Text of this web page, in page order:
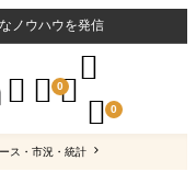
ノウハウを発信
  0

 0
ス・市況・統計